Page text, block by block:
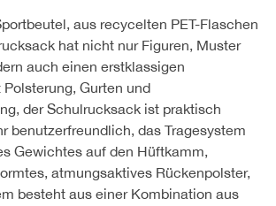
aus recycelten PET-Flaschen
hat nicht nur Figuren, Muster
auch einen erstklassigen
Gurten und
der Schulrucksack ist praktisch
benutzerfreundlich, das Tragesystem
Gewichtes auf den Hüftkamm,
atmungsaktives Rückenpolster,
besteht aus einer Kombination aus